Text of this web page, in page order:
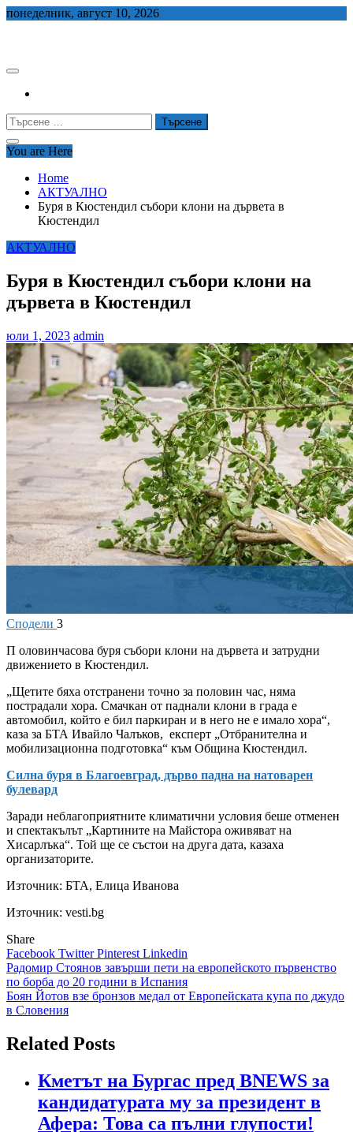
Skip
понеделник, август 10, 2026
Търсене
за:
You are Here
Home
АКТУАЛНО
Буря в Кюстендил събори клони на дървета в
Кюстендил
АКТУАЛНО
Буря в Кюстендил събори клони на
дървета в Кюстендил
юли 1, 2023 admin
Сподели 3
П оловинчасова буря събори клони на дървета и затрудни
движението в Кюстендил.
„Щетите бяха отстранени точно за половин час, няма
пострадали хора. Смачкан от паднали клони в града е
автомобил, който е бил паркиран и в него не е имало хора“,
каза за БТА Ивайло Чалъков, експерт „Отбранителна и
мобилизационна подготовка“ към Община Кюстендил.
Силна буря в Благоевград, дърво падна на натоварен
булевард
Заради неблагоприятните климатични условия беше отменен
и спектакълът „Картините на Майстора оживяват на
Хисарлъка“. Той ще се състои на друга дата, казаха
организаторите.
Източник: БТА, Елица Иванова
Източник: vesti.bg
Share
Facebook TwitterPinterest Linkedin
Навигация
Радомир Стоянов завърши пети на европейското първенство
по борба до 20 години в Испания
Боян Йотов взе бронзов медал от Европейската купа по джудо
в Словения
Related Posts
Кметът на Бургас пред BNEWS за
кандидатурата му за президент в
Афера: Това са пълни глупости!